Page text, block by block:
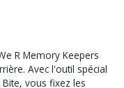
R Memory Keepers
Avec l'outil spécial
vous fixez les